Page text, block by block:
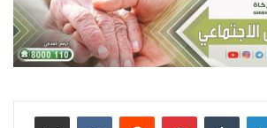
لينكدإن بينتيريست